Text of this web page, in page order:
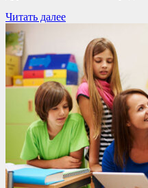
Читать далее